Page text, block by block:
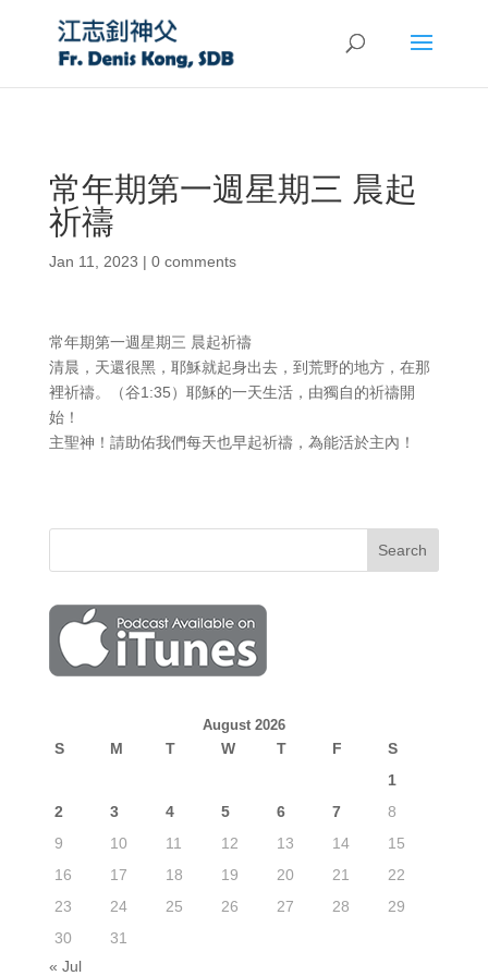
常年期第一週星期三 晨起
祈禱
Jan 11, 2023 | 0 comments
常年期第一週星期三 晨起祈禱
清晨，天還很黑，耶穌就起身出去，到荒野的地方，在那
裡祈禱。（谷1:35）耶穌的一天生活，由獨自的祈禱開
始！
主聖神！請助佑我們每天也早起祈禱，為能活於主內！
August 2026
S M T W T F
S
1
2
3 4 5 6 7
8
9
10 11 12 13 14
15
16
17 18 19 20 21
22
23
24 25 26 27 28
29
30
31
« Jul